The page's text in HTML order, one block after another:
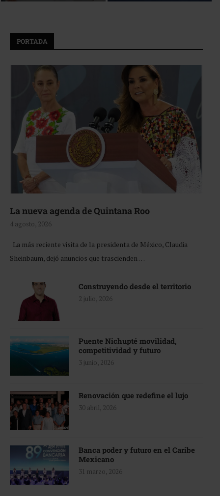
PORTADA
La nueva agenda de Quintana Roo
4 agosto, 2026
La más reciente visita de la presidenta de México, Claudia
Sheinbaum, dejó anuncios que trascienden …
Construyendo desde el territorio
2 julio, 2026
Puente Nichupté movilidad,
competitividad y futuro
3 junio, 2026
Renovación que redefine el lujo
30 abril, 2026
Banca poder y futuro en el Caribe
Mexicano
31 marzo, 2026